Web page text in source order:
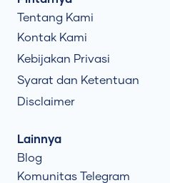
Tentang Kami
Kontak Kami
Kebijakan Privasi
Syarat dan Ketentuan
Disclaimer
Lainnya
Blog
Komunitas Telegram